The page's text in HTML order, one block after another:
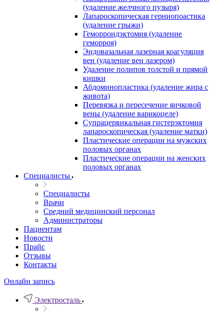
(удаление желчного пузыря)
Лапароскопическая герниопоастика
(удаление грыжи)
Геморроидэктомия (удаление
геморроя)
Эндовазальная лазерная коагуляция
вен (удаление вен лазером)
Удаление полипов толстой и прямой
кишки
Абдоминопластика (удаление жира с
живота)
Перевязка и пересечение яичковой
вены (удаление варикоцеле)
Супрацервикальная гистерэктомия
лапароскопическая (удаление матки)
Пластические операции на мужских
половых органах
Пластические операции на женских
половых органах
Специалисты
Специалисты
Врачи
Средний медицинский персонал
Администраторы
Пациентам
Новости
Прайс
Отзывы
Контакты
Онлайн запись
Электросталь